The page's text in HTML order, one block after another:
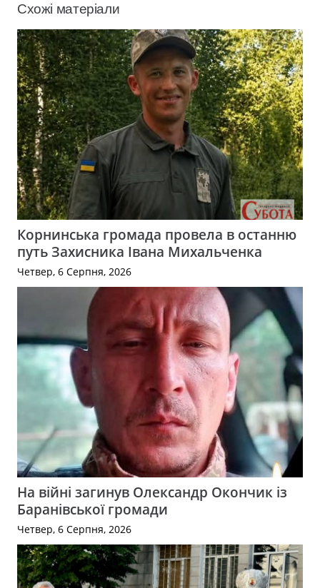
Схожі матеріали
Корнинська громада провела в останню
путь Захисника Івана Михальченка
Четвер, 6 Серпня, 2026
На війні загинув Олександр Окончик із
Баранівської громади
Четвер, 6 Серпня, 2026